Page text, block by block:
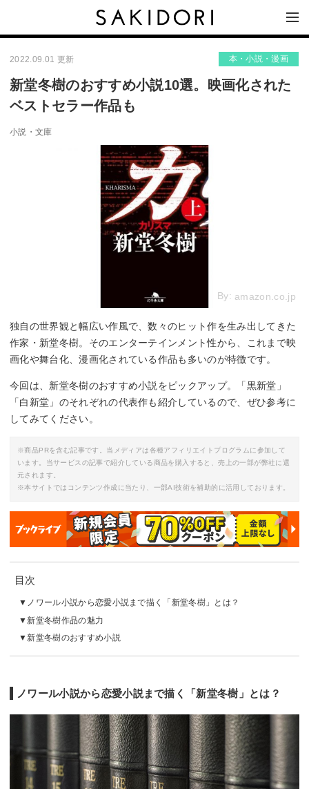
2022.09.01 更新 本・小説・漫画
新堂冬樹のおすすめ小説10選。映画化された
ベストセラー作品も
小説・文庫
By: amazon.co.jp
独自の世界観と幅広い作風で、数々のヒット作を生み出してきた
作家・新堂冬樹。そのエンターテインメント性から、これまで映
画化や舞台化、漫画化されている作品も多いのが特徴です。
今回は、新堂冬樹のおすすめ小説をピックアップ。「黒新堂」
「白新堂」のそれぞれの代表作も紹介しているので、ぜひ参考に
してみてください。
※商品PRを含む記事です。当メディアは各種アフィリエイトプログラムに参加して
います。当サービスの記事で紹介している商品を購入すると、売上の一部が弊社に還
元されます。
※本サイトではコンテンツ作成に当たり、一部AI技術を補助的に活用しております。
目次
ノワール小説から恋愛小説まで描く「新堂冬樹」とは？
新堂冬樹作品の魅力
新堂冬樹のおすすめ小説
ノワール小説から恋愛小説まで描く「新堂冬樹」とは？